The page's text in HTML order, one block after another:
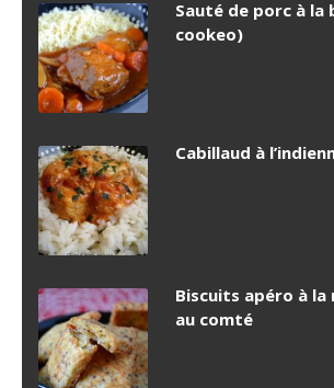
Sauté de porc à la
cookeo)
Cabillaud à
Biscuits apéro à
au comté